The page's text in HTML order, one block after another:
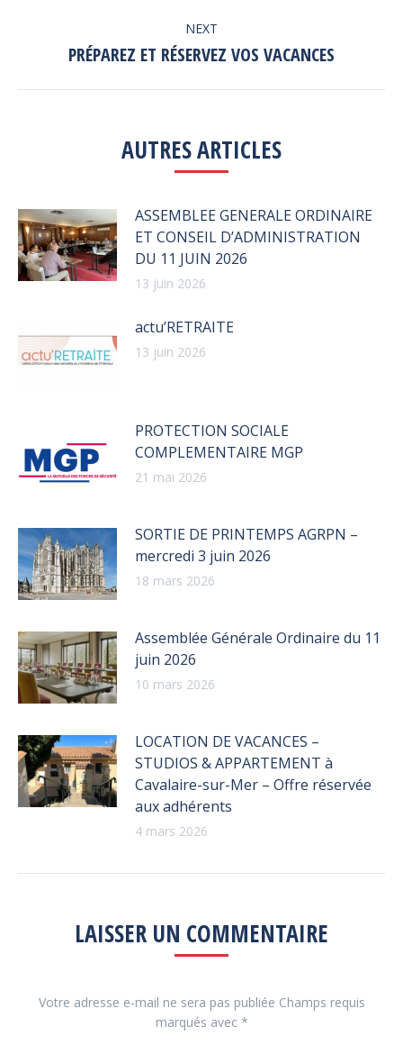
NEXT
Next
PRÉPAREZ ET RÉSERVEZ VOS VACANCES
AUTRES ARTICLES
ASSEMBLEE GENERALE ORDINAIRE
ET CONSEIL D’ADMINISTRATION
DU 11 JUIN 2026
13 juin 2026
actu’RETRAITE
13 juin 2026
PROTECTION SOCIALE
COMPLEMENTAIRE MGP
21 mai 2026
SORTIE DE PRINTEMPS AGRPN –
mercredi 3 juin 2026
18 mars 2026
Assemblée Générale Ordinaire du 11
juin 2026
10 mars 2026
LOCATION DE VACANCES –
STUDIOS & APPARTEMENT à
Cavalaire-sur-Mer – Offre réservée
aux adhérents
4 mars 2026
LAISSER UN COMMENTAIRE
Votre adresse e-mail ne sera pas publiée Champs requis
marqués avec *